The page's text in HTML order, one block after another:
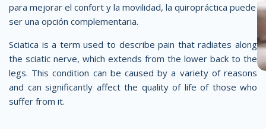
para mejorar el confort y la movilidad, la quiropráctica puede
ser una opción complementaria.
Sciatica is a term used to describe pain that radiates along
the sciatic nerve, which extends from the lower back to the
legs. This condition can be caused by a variety of reasons
and can significantly affect the quality of life of those who
suffer from it.